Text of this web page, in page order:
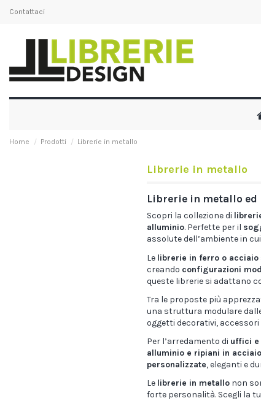
Contattaci
Home Prodotti Librerie in metallo
Librerie in metallo
Librerie in metallo
Scopri la collezione di
alluminio. Perfette per il
assolute dell’ambiente in
Le librerie in ferro o acciaio
creando configurazioni
queste librerie si adattano
Tra le proposte più
una struttura modulare
oggetti decorativi,
Per l’arredamento di uffici e
alluminio e ripiani in acciaio
personalizzate, eleganti e
Le librerie in metallo non
forte personalità. Scegli la